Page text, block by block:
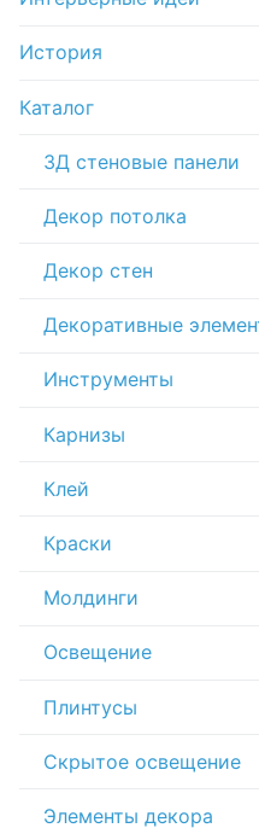
История
Каталог
3Д стеновые панели
Декор потолка
Декор стен
Декоративные
Инструменты
Карнизы
Клей
Краски
Молдинги
Освещение
Плинтусы
Скрытое освещение
Элементы декора